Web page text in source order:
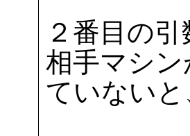
２番目の
相手マシ
ていない